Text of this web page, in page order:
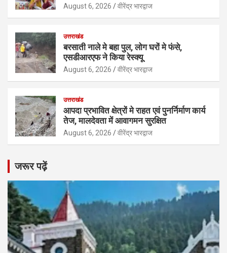
August 6, 2026 वीरेंद्र भारद्वाज
उत्तराखंड
बरसाती नाले मे बहा पुल, लोग घरों मे फंसे,
एसडीआरएफ ने किया रेस्क्यू
August 6, 2026 वीरेंद्र भारद्वाज
उत्तराखंड
आपदा प्रभावित क्षेत्रों मे राहत एवं पुनर्निर्माण कार्य
तेज, मालदेवता में आवागमन सुरक्षित
August 6, 2026 वीरेंद्र भारद्वाज
जरूर पढ़ें